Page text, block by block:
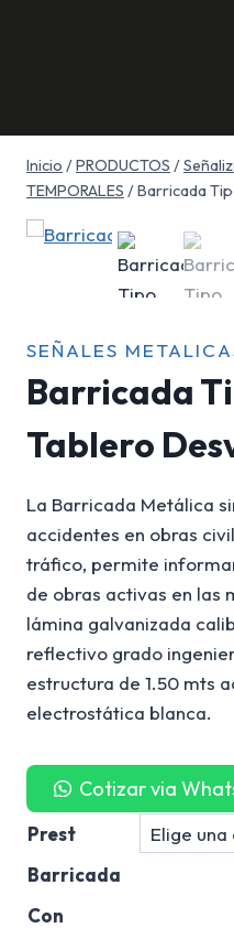
Inicio /PRODUCTOS /
TEMPORALES /Barricada
SEÑALES
Barricada
Tablero
La Barricada Metálica
accidentes en obras
tráfico, permite
de obras activas en las
lámina galvanizada
reflectivo grado
estructura de 1.50 mts
electrostática blanca.
Cotizar via
Prest
Barricada
Con